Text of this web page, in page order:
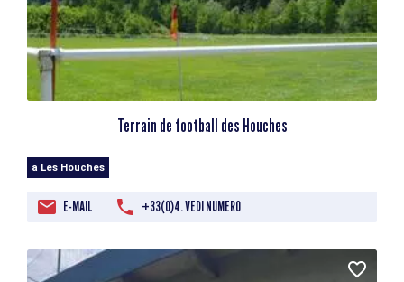
Terrain de football des Houches
a Les Houches
E-MAIL +33(0)4. VEDI NUMERO